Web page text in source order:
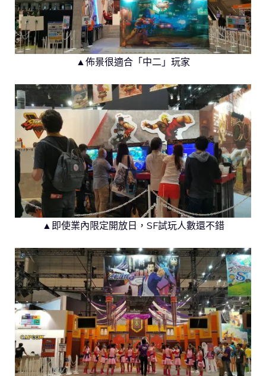
▲佈景很適合「中二」玩家
▲即使業內限定開放日，SF試玩人數還不錯